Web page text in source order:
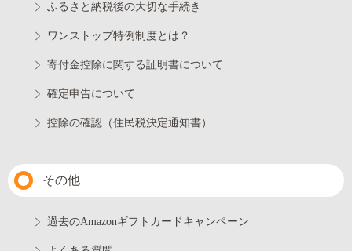
ふるさと納税後の大切な手続き
ワンストップ特例制度とは？
寄付金控除に関する証明書について
確定申告について
控除の確認（住民税決定通知書）
その他
過去のAmazonギフトカードキャンペーン